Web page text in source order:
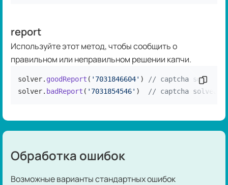
report
Используйте этот метод, чтобы сообщить о
правильном или неправильном решении капчи.
solver. goodReport ( '7031846604' )
// captcha solved
solver. badReport ( '7031854546' ) // captcha solved
Обработка ошибок
Возможные варианты стандартных ошибок